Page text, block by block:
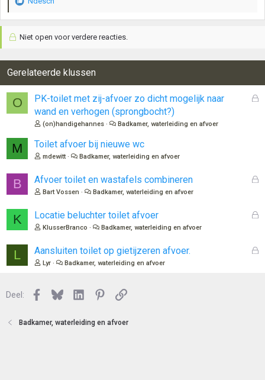
W
r
e
r
n
g
e
Niet open voor verdere reacties.
Gerelateerde klussen
O
G
PK-toilet met zij-afvoer zo dicht mogelijk naar
wand en verhogen (sprongbocht?)
(on)handigehannes Badkamer, waterleiding en afvoer
M Toilet afvoer bij nieuwe wc
mdewitt Badkamer, waterleiding en afvoer
B
G
n
Afvoer toilet en wastafels combineren
Bart Vossen Badkamer, waterleiding en afvoer
K
G
Locatie beluchter toilet afvoer
KlusserBranco Badkamer, waterleiding en afvoer
L
G
Aansluiten toilet op gietijzeren afvoer.
Lyr Badkamer, waterleiding en afvoer
Deel: Facebook
BlueskyLinkedInPinterest
Link
Badkamer, waterleiding en afvoer